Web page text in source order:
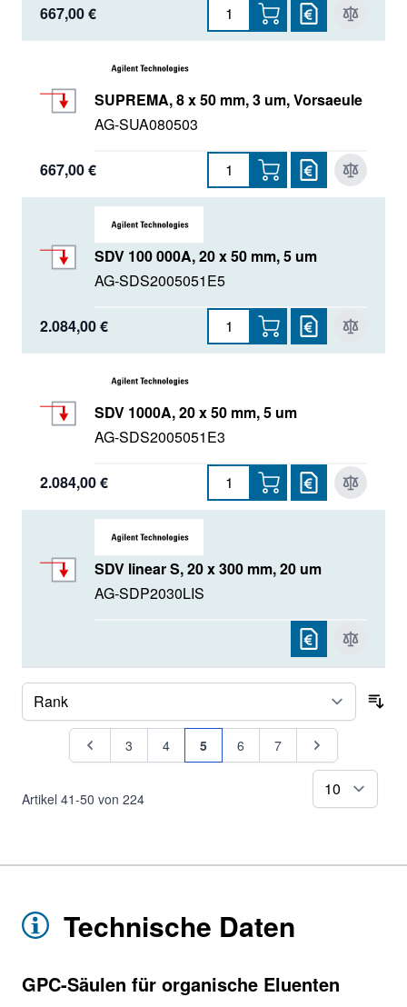
667,00 €
SUPREMA, 8 x 50 mm, 3 um, Vorsaeule
AG-SUA080503
667,00 €
SDV 100 000A, 20 x 50 mm, 5 um
AG-SDS2005051E5
2.084,00 €
SDV 1000A, 20 x 50 mm, 5 um
AG-SDS2005051E3
2.084,00 €
SDV linear S, 20 x 300 mm, 20 um
AG-SDP2030LIS
Artikel 41-50 von 224
Seite
Seite Seite
3 Seite
4 Sie lesen gerade Seite
5 Seite
6 Seite
7 Seite
Technische Daten
GPC-Säulen für organische Eluenten